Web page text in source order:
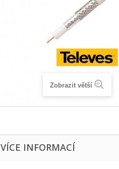
Zobrazit větší
VÍCE INFORMACÍ